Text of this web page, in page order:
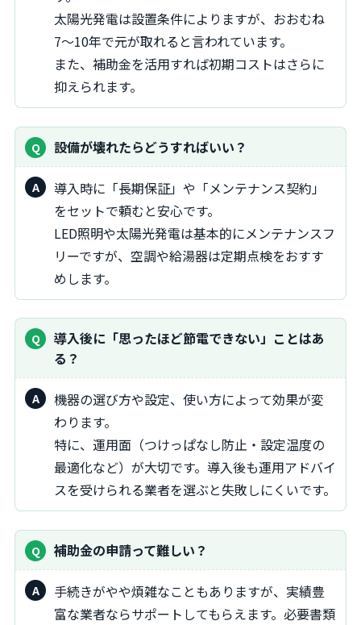
太陽光発電は設置条件によりますが、おおむね
7〜10年で元が取れると言われています。
また、補助金を活用すれば初期コストはさらに
抑えられます。
設備が壊れたらどうすればいい？
導入時に「長期保証」や「メンテナンス契約」
をセットで頼むと安心です。
LED照明や太陽光発電は基本的にメンテナンスフ
リーですが、空調や給湯器は定期点検をおすす
めします。
導入後に「思ったほど節電できない」ことはあ
る？
機器の選び方や設定、使い方によって効果が変
わります。
特に、運用面（つけっぱなし防止・設定温度の
最適化など）が大切です。導入後も運用アドバイ
スを受けられる業者を選ぶと失敗しにくいです。
補助金の申請って難しい？
手続きがやや煩雑なこともありますが、実績豊
富な業者ならサポートしてもらえます。必要書類